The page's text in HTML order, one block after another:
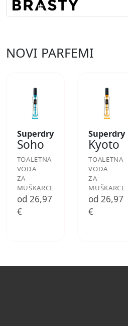
NOVI PARFEMI
Superdry
Soho
TOALETNA
VODA
ZA
MUŠKARCE
od 26,97
€
Superdry
Kyoto
TOALETNA
VODA
ZA
MUŠKARCE
od 26,97
€